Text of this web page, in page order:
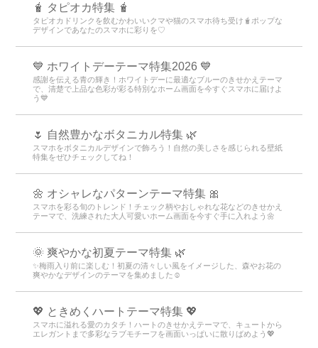
🧋 タピオカ特集 🧋
タピオカドリンクを飲むかわいいクマや猫のスマホ待ち受け🧋ポップな
デザインであなたのスマホに彩りを♡
💙 ホワイトデーテーマ特集2026 💙
感謝を伝える青の輝き！ホワイトデーに最適なブルーのきせかえテーマ
で、清楚で上品な色彩が彩る特別なホーム画面を今すぐスマホに届けよ
う💙
🌷 自然豊かなボタニカル特集 🌿
スマホをボタニカルデザインで飾ろう！自然の美しさを感じられる壁紙
特集をぜひチェックしてね！
🌼 オシャレなパターンテーマ特集 🎀
スマホを彩る旬のトレンド！チェック柄やおしゃれな花などのきせかえ
テーマで、洗練された大人可愛いホーム画面を今すぐ手に入れよう🌼
🌞 爽やかな初夏テーマ特集 🌿
✨梅雨入り前に楽しむ！初夏の清々しい風をイメージした、森やお花の
爽やかなデザインのテーマを集めました☺️
💖 ときめくハートテーマ特集 💖
スマホに溢れる愛のカタチ！ハートのきせかえテーマで、キュートから
エレガントまで多彩なラブモチーフを画面いっぱいに散りばめよう💖